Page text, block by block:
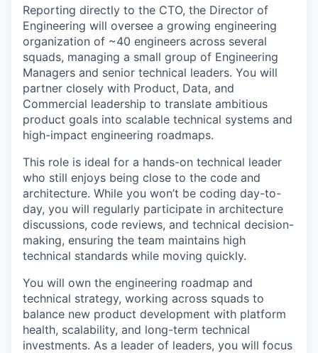
Reporting directly to the CTO, the Director of
Engineering will oversee a growing engineering
organization of ~40 engineers across several
squads, managing a small group of Engineering
Managers and senior technical leaders. You will
partner closely with Product, Data, and
Commercial leadership to translate ambitious
product goals into scalable technical systems and
high-impact engineering roadmaps.
This role is ideal for a hands-on technical leader
who still enjoys being close to the code and
architecture. While you won’t be coding day-to-
day, you will regularly participate in architecture
discussions, code reviews, and technical decision-
making, ensuring the team maintains high
technical standards while moving quickly.
You will own the engineering roadmap and
technical strategy, working across squads to
balance new product development with platform
health, scalability, and long-term technical
investments. As a leader of leaders, you will focus